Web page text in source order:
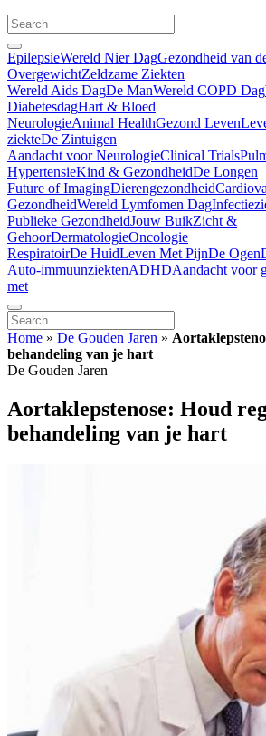
EpilepsieWereld Nier DagGezondheid van
OvergewichtZeldzame Ziekten
Wereld Aids DagDe ManWereld COPD Dag
DiabetesdagHart & Bloed
NeurologieAnimal HealthGezond Leven
ziekteDe Zintuigen
Aandacht voor NeurologieClinical Trials
HypertensieKind & GezondheidDe Longen
Future of ImagingDierengezondheid
GezondheidWereld Lymfomen Dag
Publieke GezondheidJouw BuikZicht &
GehoorDermatologieOncologie
RespiratoirDe HuidLeven Met PijnDe Ogen
Auto-immuunziektenADHDAandacht voor
met
Home » De Gouden Jaren »
behandeling van je hart
De Gouden Jaren
Aortaklepstenose: Houd
behandeling van je hart